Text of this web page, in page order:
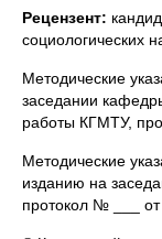
Рецензент:
социологических
Методические
заседании
работы КГМТУ,
Методические
изданию на
протокол № ___